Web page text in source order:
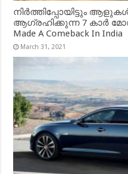
നിർത്തിപ്പോയിട്ടും
ആഗ്രഹിക്കുന്ന 7 കാർ
Made A Comeback In India
March 31, 2021